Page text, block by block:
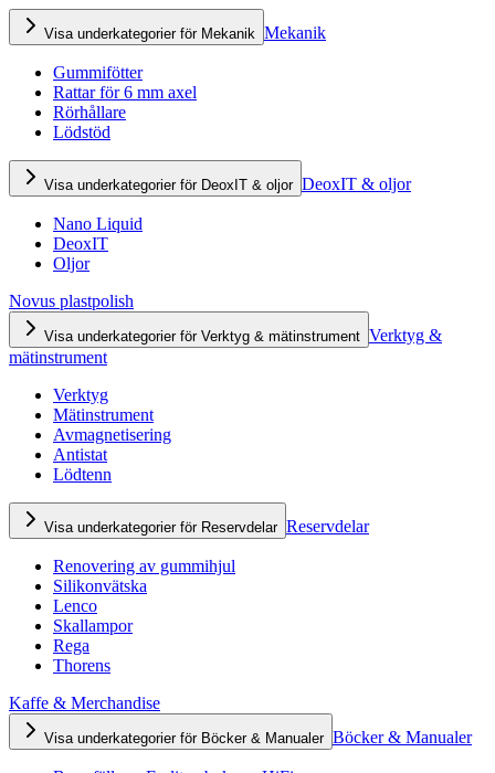
Visa underkategorier för Mekanik Mekanik
Gummifötter
Rattar för 6 mm axel
Rörhållare
Lödstöd
Visa underkategorier för DeoxIT & oljor DeoxIT & oljor
Nano Liquid
DeoxIT
Oljor
Novus plastpolish
Visa underkategorier för Verktyg & mätinstrument Verktyg &
mätinstrument
Verktyg
Mätinstrument
Avmagnetisering
Antistat
Lödtenn
Visa underkategorier för Reservdelar Reservdelar
Renovering av gummihjul
Silikonvätska
Lenco
Skallampor
Rega
Thorens
Kaffe & Merchandise
Visa underkategorier för Böcker & Manualer Böcker & Manualer